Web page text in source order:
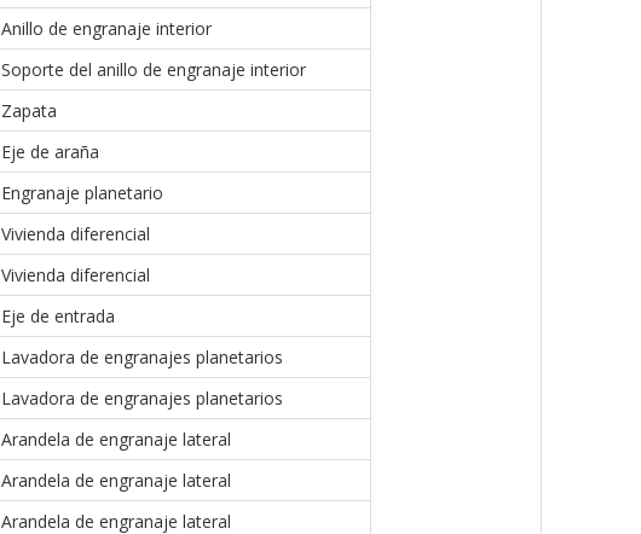
Anillo de engranaje interior
Soporte del anillo de engranaje interior
Zapata
Eje de araña
Engranaje planetario
Vivienda diferencial
Vivienda diferencial
Eje de entrada
Lavadora de engranajes planetarios
Lavadora de engranajes planetarios
Arandela de engranaje lateral
Arandela de engranaje lateral
Arandela de engranaje lateral